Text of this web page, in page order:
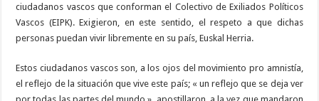
ciudadanos vascos que conforman el Colectivo de Exiliados Políticos
Vascos (EIPK). Exigieron, en este sentido, el respeto a que dichas
personas puedan vivir libremente en su país, Euskal Herria.
Estos ciudadanos vascos son, a los ojos del movimiento pro amnistía,
el reflejo de la situación que vive este país; « un reflejo que se deja ver